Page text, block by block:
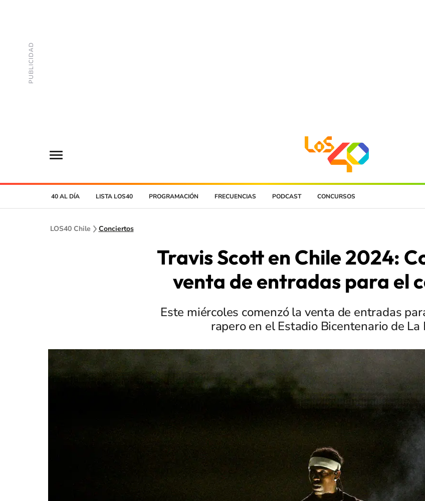
40 AL DÍA LISTA LOS40 PROGRAMACIÓN FRECUENCIAS PODCAST CONCURSOS
LOS40 Chile Conciertos
Travis Scott en Chile 2024:
venta de entradas para el
Este miércoles comenzó la venta de entradas
rapero en el Estadio Bicentenario de La